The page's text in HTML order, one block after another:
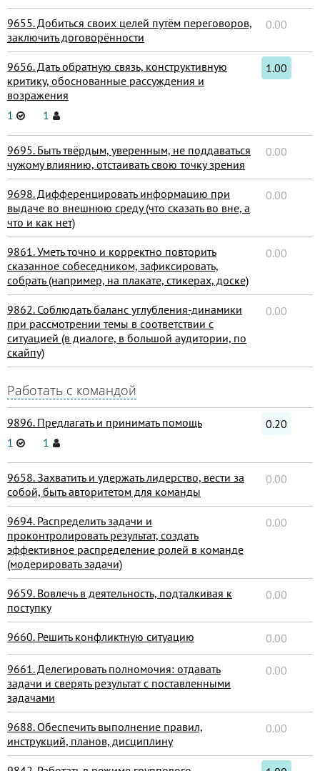
9655. Добиться своих целей путём переговоров,
заключить договорённости
0.00
9656. Дать обратную связь, конструктивную
критику, обоснованные рассуждения и
возражения
1
1
1.00
9695. Быть твёрдым, уверенным, не поддаваться
чужому влиянию, отстаивать свою точку зрения
0.00
9698. Дифференцировать информацию при
выдаче во внешнюю среду (что сказать во вне, а
что и как нет)
0.00
9861. Уметь точно и корректно повторить
сказанное собеседником, зафиксировать,
собрать (например, на плакате, стикерах, доске)
0.00
9862. Соблюдать баланс углубления-динамики
при рассмотрении темы в соответствии с
ситуацией (в диалоге, в большой аудитории, по
скайпу)
0.00
Работать с командой
9896. Предлагать и принимать помощь
1
1
0.20
9658. Захватить и удержать лидерство, вести за
собой, быть авторитетом для команды
0.00
9694. Распределить задачи и
проконтролировать результат, создать
эффективное распределение ролей в команде
(модерировать задачи)
0.00
9659. Вовлечь в деятельность, подталкивая к
поступку
0.00
9660. Решить конфликтную ситуацию 0.00
9661. Делегировать полномочия: отдавать
задачи и сверять результат с поставленными
задачами
0.00
9688. Обеспечить выполнение правил,
инструкций, планов, дисциплину
0.00